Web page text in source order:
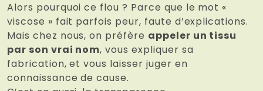
Alors pourquoi ce flou ? Parce que le mot «
viscose » fait parfois peur, faute d’explications.
Mais chez nous, on préfère appeler un tissu
par son vrai nom, vous expliquer sa
fabrication, et vous laisser juger en
connaissance de cause.